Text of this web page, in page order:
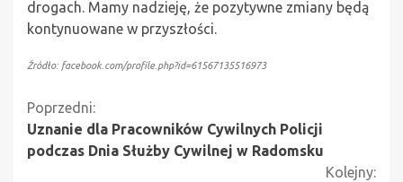
drogach. Mamy nadzieję, że pozytywne zmiany będą
kontynuowane w przyszłości.
Źródło: facebook.com/profile.php?id=61567135516973
Kontynuuj
czytanie
Poprzedni:
Uznanie dla Pracowników Cywilnych Policji
podczas Dnia Służby Cywilnej w Radomsku
Kolejny: